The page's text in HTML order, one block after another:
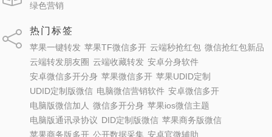
绿色营销
热门标签
苹果一键转发 苹果TF微信多开 云端秒抢红包 微信抢红包新品
云端转发朋友圈 云端收藏转发 安卓分身软件
安卓微信多开分身 苹果微信多开 苹果UDID定制
UDID定制版微信 电脑微信营销软件 安卓微信多开
电脑版微信加人 微信多开分身 苹果ios微信主题
电脑版通讯录协议 DID定制版微信 苹果商务版微信
苹果商务版多开 公开数据采集 安卓官微辅助